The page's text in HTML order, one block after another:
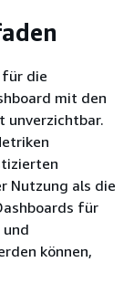
für die
mit den
unverzichtbar.
Nutzung als die
für
und
können,